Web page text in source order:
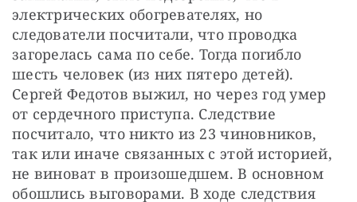
электрических обогревателях, но
следователи посчитали, что проводка
загорелась сама по себе. Тогда погибло
шесть человек (из них пятеро детей).
Сергей Федотов выжил, но через год умер
от сердечного приступа. Следствие
посчитало, что никто из 23 чиновников,
так или иначе связанных с этой историей,
не виноват в произошедшем. В основном
обошлись выговорами. В ходе следствия